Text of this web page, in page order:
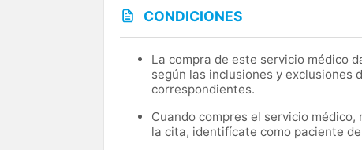
CONDICIONES
La compra de este servicio médico
según las inclusiones y exclusiones
correspondientes.
Cuando compres el servicio
la cita, identifícate como paciente